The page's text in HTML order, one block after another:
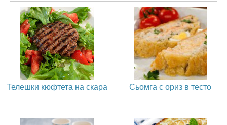
Телешки кюфтета на скара Сьомга с ориз в тесто